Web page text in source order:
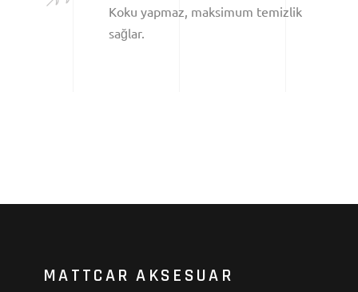
Koku yapmaz, maksimum temizlik
sağlar.
MATTCAR AKSESUAR